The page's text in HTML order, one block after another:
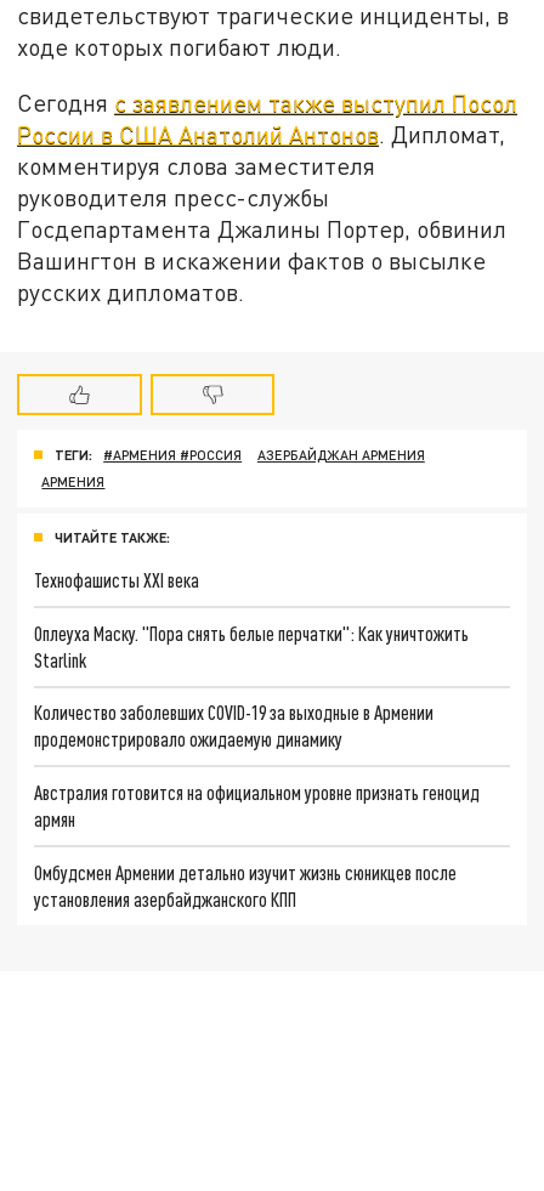
свидетельствуют трагические инциденты, в
ходе которых погибают люди.
Сегодня с заявлением также выступил Посол
России в США Анатолий Антонов. Дипломат,
комментируя слова заместителя
руководителя пресс-службы
Госдепартамента Джалины Портер, обвинил
Вашингтон в искажении фактов о высылке
русских дипломатов.
ТЕГИ: #АРМЕНИЯ #РОССИЯ
АЗЕРБАЙДЖАН АРМЕНИЯ
АРМЕНИЯ
ЧИТАЙТЕ ТАКЖЕ:
Технофашисты XXI века
Оплеуха Маску. "Пора снять белые перчатки": Как уничтожить
Starlink
Количество заболевших COVID-19 за выходные в Армении
продемонстрировало ожидаемую динамику
Австралия готовится на официальном уровне признать геноцид
армян
Омбудсмен Армении детально изучит жизнь сюникцев после
установления азербайджанского КПП